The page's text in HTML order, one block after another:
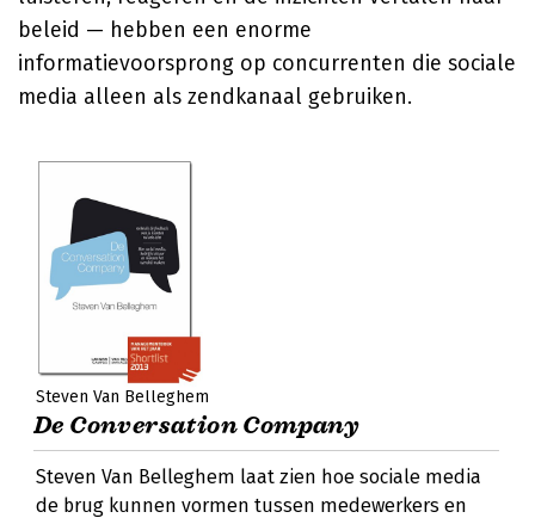
beleid — hebben een enorme
informatievoorsprong op concurrenten die sociale
media alleen als zendkanaal gebruiken.
Steven Van Belleghem
De Conversation Company
Steven Van Belleghem laat zien hoe sociale media
de brug kunnen vormen tussen medewerkers en